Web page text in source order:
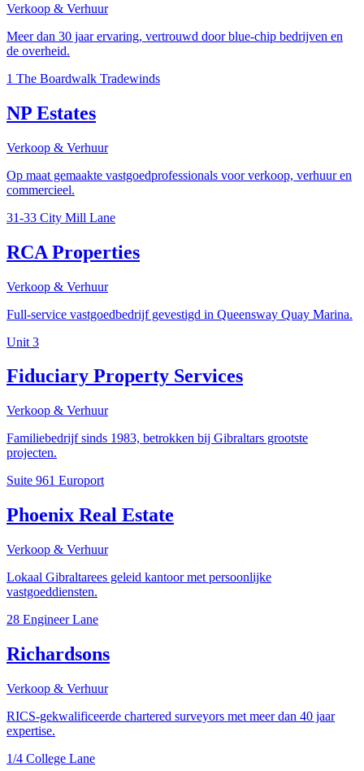
Verkoop & Verhuur
Meer dan 30 jaar ervaring, vertrouwd door blue-chip bedrijven en
de overheid.
1 The Boardwalk Tradewinds
NP Estates
Verkoop & Verhuur
Op maat gemaakte vastgoedprofessionals voor verkoop, verhuur en
commercieel.
31-33 City Mill Lane
RCA Properties
Verkoop & Verhuur
Full-service vastgoedbedrijf gevestigd in Queensway Quay Marina.
Unit 3
Fiduciary Property Services
Verkoop & Verhuur
Familiebedrijf sinds 1983, betrokken bij Gibraltars grootste
projecten.
Suite 961 Europort
Phoenix Real Estate
Verkoop & Verhuur
Lokaal Gibraltarees geleid kantoor met persoonlijke
vastgoeddiensten.
28 Engineer Lane
Richardsons
Verkoop & Verhuur
RICS-gekwalificeerde chartered surveyors met meer dan 40 jaar
expertise.
1/4 College Lane